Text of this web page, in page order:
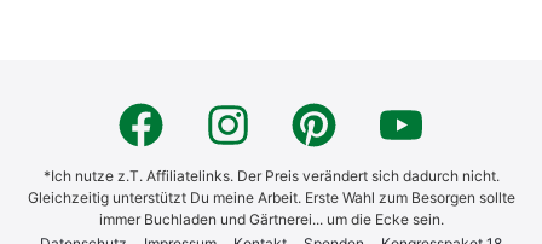
*Ich nutze z.T. Affiliatelinks. Der Preis verändert sich dadurch nicht.
Gleichzeitig unterstützt Du meine Arbeit. Erste Wahl zum Besorgen sollte
immer Buchladen und Gärtnerei... um die Ecke sein.